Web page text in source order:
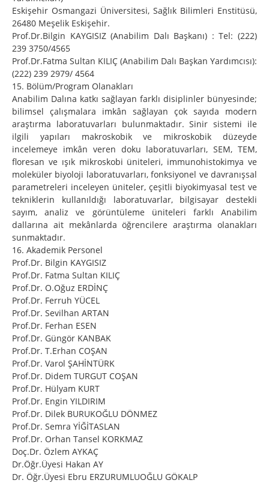
Eskişehir Osmangazi Üniversitesi, Sağlık Bilimleri Enstitüsü,
26480 Meşelik Eskişehir.
Prof.Dr.Bilgin KAYGISIZ (Anabilim Dalı Başkanı) : Tel: (222)
239 3750/4565
Prof.Dr.Fatma Sultan KILIÇ (Anabilim Dalı Başkan Yardımcısı):
(222) 239 2979/ 4564
15. Bölüm/Program Olanakları
Anabilim Dalına katkı sağlayan farklı disiplinler bünyesinde;
bilimsel çalışmalara imkân sağlayan çok sayıda modern
araştırma laboratuvarları bulunmaktadır. Sinir sistemi ile
ilgili yapıları makroskobik ve mikroskobik düzeyde
incelemeye imkân veren doku laboratuvarları, SEM, TEM,
floresan ve ışık mikroskobi üniteleri, immunohistokimya ve
moleküler biyoloji laboratuvarları, fonksiyonel ve davranışsal
parametreleri inceleyen üniteler, çeşitli biyokimyasal test ve
tekniklerin kullanıldığı laboratuvarlar, bilgisayar destekli
sayım, analiz ve görüntüleme üniteleri farklı Anabilim
dallarına ait mekânlarda öğrencilere araştırma olanakları
sunmaktadır.
16. Akademik Personel
Prof.Dr. Bilgin KAYGISIZ
Prof.Dr. Fatma Sultan KILIÇ
Prof.Dr. O.Oğuz ERDİNÇ
Prof.Dr. Ferruh YÜCEL
Prof.Dr. Sevilhan ARTAN
Prof.Dr. Ferhan ESEN
Prof.Dr. Güngör KANBAK
Prof.Dr. T.Erhan COŞAN
Prof.Dr. Varol ŞAHİNTÜRK
Prof.Dr. Didem TURGUT COŞAN
Prof.Dr. Hülyam KURT
Prof.Dr. Engin YILDIRIM
Prof.Dr. Dilek BURUKOĞLU DÖNMEZ
Prof.Dr. Semra YİĞİTASLAN
Prof.Dr. Orhan Tansel KORKMAZ
Doç.Dr. Özlem AYKAÇ
Dr.Öğr.Üyesi Hakan AY
Dr. Öğr.Üyesi Ebru ERZURUMLUOĞLU GÖKALP